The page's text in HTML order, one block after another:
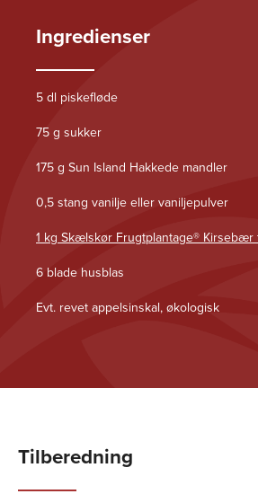
Ingredienser
5 dl piskefløde
75 g sukker
175 g Sun Island Hakkede mandler
0,5 stang vanilje eller vaniljepulver
1 kg Skælskør Frugtplantage® Kirsebær
6 blade husblas
Evt. revet appelsinskal, økologisk
Tilberedning